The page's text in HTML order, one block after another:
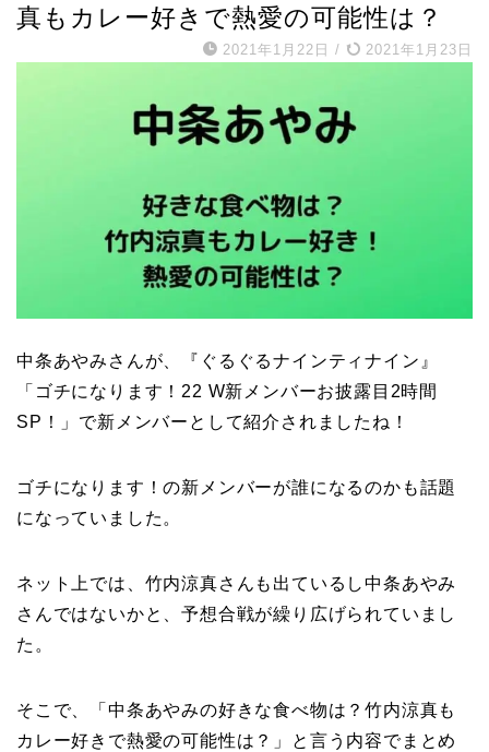
真もカレー好きで熱愛の可能性は？
2021年1月22日 / 2021年1月23日
中条あやみさんが、『ぐるぐるナインティナイン』
「ゴチになります！22 W新メンバーお披露目2時間
SP！」で新メンバーとして紹介されましたね！
ゴチになります！の新メンバーが誰になるのかも話題
になっていました。
ネット上では、竹内涼真さんも出ているし中条あやみ
さんではないかと、予想合戦が繰り広げられていまし
た。
そこで、「中条あやみの好きな食べ物は？竹内涼真も
カレー好きで熱愛の可能性は？」と言う内容でまとめ